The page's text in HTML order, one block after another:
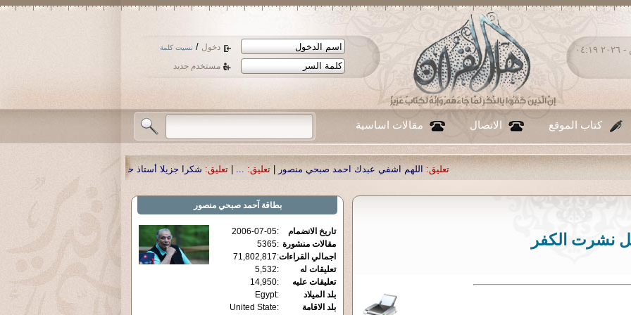
دخول / نسيت كلمة
مستخدم جديد
الجمعة ٠٧ - أغسطس - ٢٠٢٦ ٠٤:١٩
كتاب الموقع الاتصال مقالات اساسية
اللهم اشفي عبدك احمد صبحي منصور تعليق: ...
|تعليق: شكرا جزيلا أستاذ حمد الحمد .أكرمكم الله .|تعليق:
نشرت الكفر
بطاقة آحمد صبحي منصور
تاريخ الانضمام :
2006-07-05
مقالات منشورة :
5365
اجمالي القراءات:
71,802,817
تعليقات له
:
5,532
تعليقات عليه
:
14,950
بلد الميلاد
:
Egypt
بلد الاقامة
:
United State